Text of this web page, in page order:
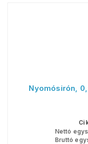
Nyomósirón,
Nettó
Bruttó